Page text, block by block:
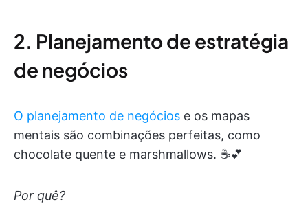
2. Planejamento de estratégia
de negócios
O planejamento de negócios e os mapas
mentais são combinações perfeitas, como
chocolate quente e marshmallows. ☕️💕
Por quê?